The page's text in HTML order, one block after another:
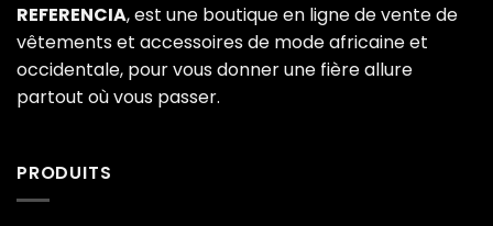
REFERENCIA, est une boutique en ligne de vente de
vêtements et accessoires de mode africaine et
occidentale, pour vous donner une fière allure
partout où vous passer.
PRODUITS